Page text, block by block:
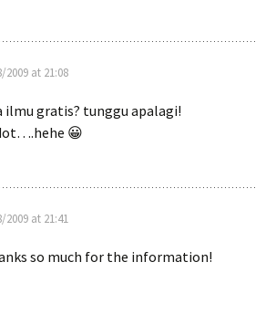
2009 at 21:08
ilmu gratis? tunggu apalagi!
😀
2009 at 21:41
so much for the information!